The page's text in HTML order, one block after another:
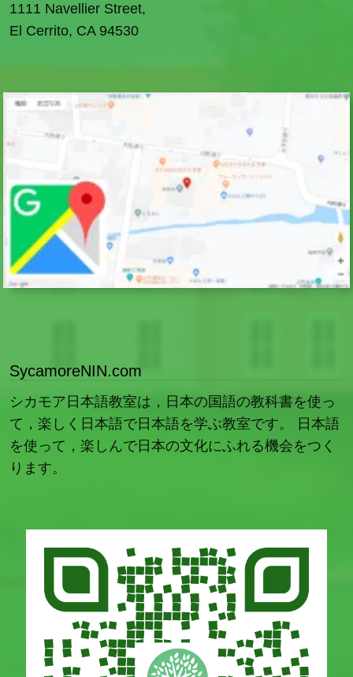
1111 Navellier Street,
El Cerrito, CA 94530
SycamoreNIN.com
シカモア日本語教室は，日本の国語の教科書を使っ
て，楽しく日本語で日本語を学ぶ教室です。 日本語
を使って，楽しんで日本の文化にふれる機会をつく
ります。